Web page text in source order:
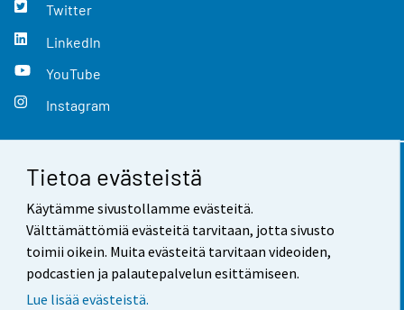
Tietoa evästeistä
Käytämme sivustollamme evästeitä.
Välttämättömiä evästeitä tarvitaan, jotta sivusto
toimii oikein. Muita evästeitä tarvitaan videoiden,
podcastien ja palautepalvelun esittämiseen.
Lue lisää evästeistä.
Twitter
LinkedIn
YouTube
Instagram
Yhteystiedot
Palaute
Käyttöehdot